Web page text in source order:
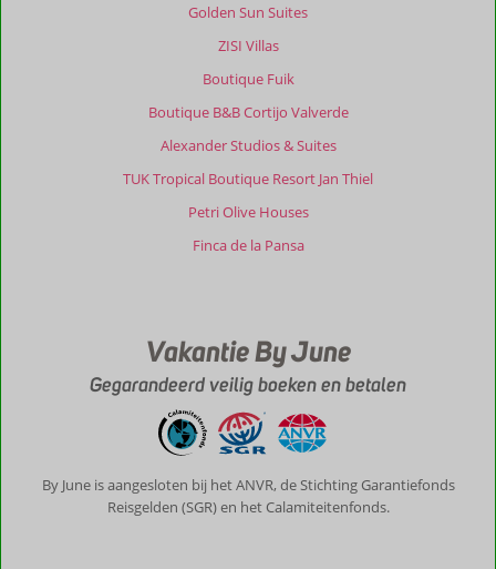
Golden Sun Suites
ZISI Villas
Boutique Fuik
Boutique B&B Cortijo Valverde
Alexander Studios & Suites
TUK Tropical Boutique Resort Jan Thiel
Petri Olive Houses
Finca de la Pansa
Vakantie By June
Gegarandeerd veilig boeken en betalen
By June is aangesloten bij het ANVR, de Stichting Garantiefonds
Reisgelden (SGR) en het Calamiteitenfonds.